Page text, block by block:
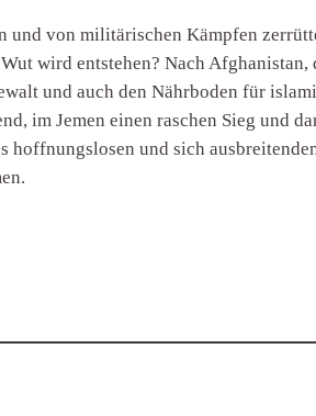
von militärischen Kämpfen
wird entstehen? Nach Afghanistan,
und auch den Nährboden für
im Jemen einen raschen Sieg und
und sich